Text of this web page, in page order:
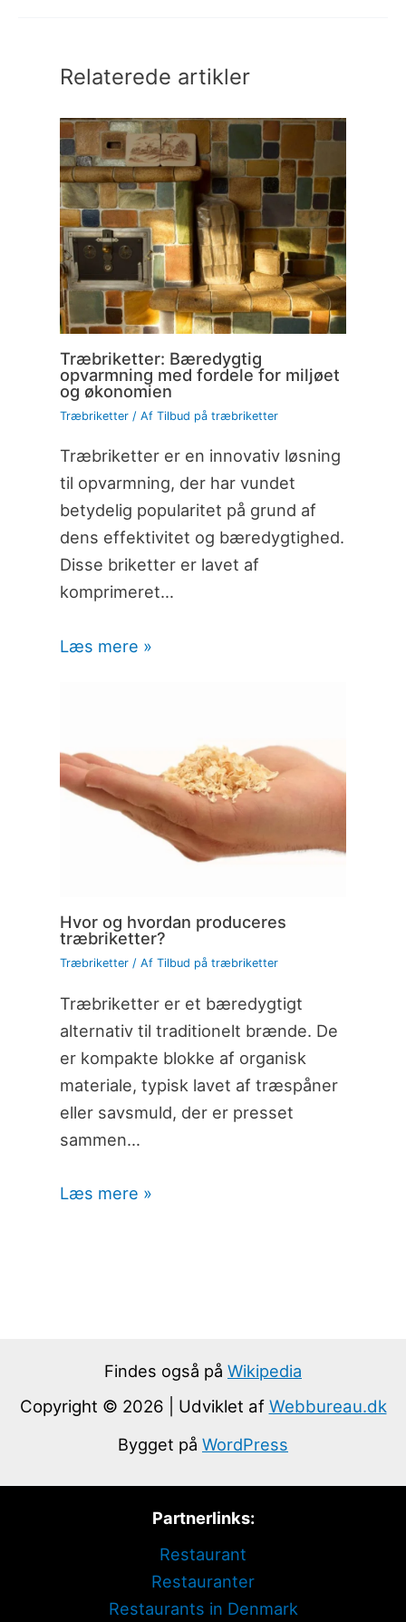
Relaterede artikler
Træbriketter: Bæredygtig
opvarmning med fordele for miljøet
og økonomien
Træbriketter/ Af Tilbud på træbriketter
Træbriketter er en innovativ løsning
til opvarmning, der har vundet
betydelig popularitet på grund af
dens effektivitet og bæredygtighed.
Disse briketter er lavet af
komprimeret…
Læs mere »
Hvor og hvordan produceres
træbriketter?
Træbriketter/ Af Tilbud på træbriketter
Træbriketter er et bæredygtigt
alternativ til traditionelt brænde. De
er kompakte blokke af organisk
materiale, typisk lavet af træspåner
eller savsmuld, der er presset
sammen…
Læs mere »
Findes også på Wikipedia
Copyright © 2026 | Udviklet af Webbureau.dk
Bygget på WordPress
Partnerlinks:
Restaurant
Restauranter
Restaurants in Denmark